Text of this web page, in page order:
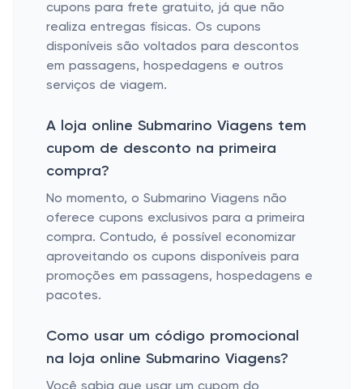
cupons para frete gratuito, já que não
realiza entregas físicas. Os cupons
disponíveis são voltados para descontos
em passagens, hospedagens e outros
serviços de viagem.
A loja online Submarino Viagens tem
cupom de desconto na primeira
compra?
No momento, o Submarino Viagens não
oferece cupons exclusivos para a primeira
compra. Contudo, é possível economizar
aproveitando os cupons disponíveis para
promoções em passagens, hospedagens e
pacotes.
Como usar um código promocional
na loja online Submarino Viagens?